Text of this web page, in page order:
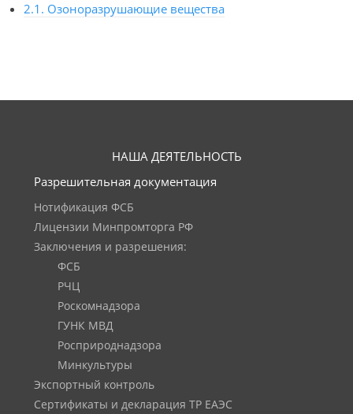
2.1. Озоноразрушающие вещества
НАША ДЕЯТЕЛЬНОСТЬ
Разрешительная документация
Нотификация ФСБ
Лицензии Минпромторга РФ
Заключения и разрешения:
ФСБ
РЧЦ
Роскомнадзора
ГУНК МВД
Росприроднадзора
Минкультуры
Экспортный контроль
Сертификаты и декларация ТР ЕАЭС